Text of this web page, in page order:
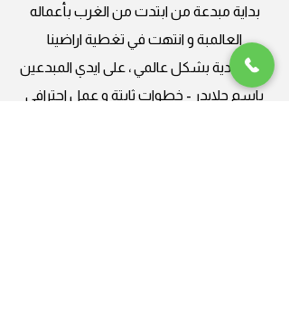
بداية مبدعة من ابتدت من الغرب بأعماله
العالمبة و انتهت في تغطية اراضينا
السعودية بشكل عالمي ، على ايدي المبدعين
باسم جلايدر - خطوات ثابتة و عمل احترافي